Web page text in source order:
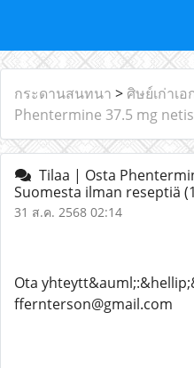
กระดานสนทนา > ศิษย์เก่าเ
Phentermine 37.5 mg
Tilaa | Osta
Suomesta ilman reseptiä
31 ส.ค. 2568 02:14
Ota
ffernterson@gmail.com